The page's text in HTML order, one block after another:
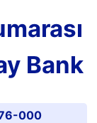
Bank
000